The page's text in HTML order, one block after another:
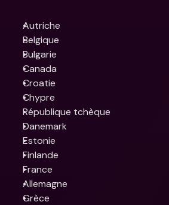
Autriche
Belgique
Bulgarie
Canada
Croatie
Chypre
République tchèque
Danemark
Estonie
Finlande
France
Allemagne
Grèce